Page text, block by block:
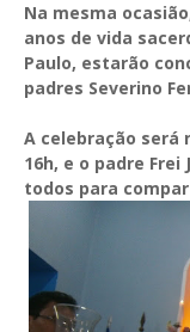
Na mesma
anos de vida
Paulo, estarão
padres Severino
A celebração será
16h, e o padre
todos para